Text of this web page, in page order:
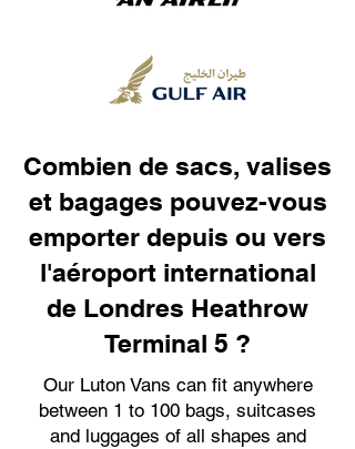
Combien de sacs, valises
et bagages pouvez-vous
emporter depuis ou vers
l'aéroport international
de Londres Heathrow
Terminal 5 ?
Our Luton Vans can fit anywhere
between 1 to 100 bags, suitcases
and luggages of all shapes and